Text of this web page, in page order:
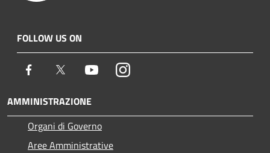
FOLLOW US ON
Facebook Twitter YoutubeInstagram
AMMINISTRAZIONE
Organi di Governo
Aree Amministrative